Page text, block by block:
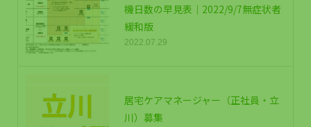
機日数の早見表｜2022/9/7無症状者
緩和版
2022.07.29
居宅ケアマネージャー（正社員・立
川）募集